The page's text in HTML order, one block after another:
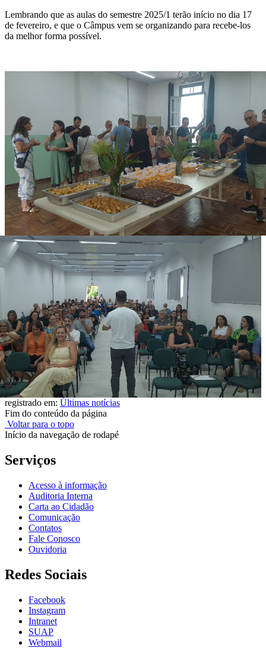
Lembrando que as aulas do semestre 2025/1 terão início no dia 17
de fevereiro, e que o Câmpus vem se organizando para recebe-los
da melhor forma possível.
registrado em: Últimas notícias
Fim do conteúdo da página
Voltar para o topo
Início da navegação de rodapé
Serviços
Acesso à informação
Auditoria Interna
Carta ao Cidadão
Comunicação
Contatos
Fale Conosco
Ouvidoria
Redes Sociais
Facebook
Instagram
Intranet
SUAP
Webmail